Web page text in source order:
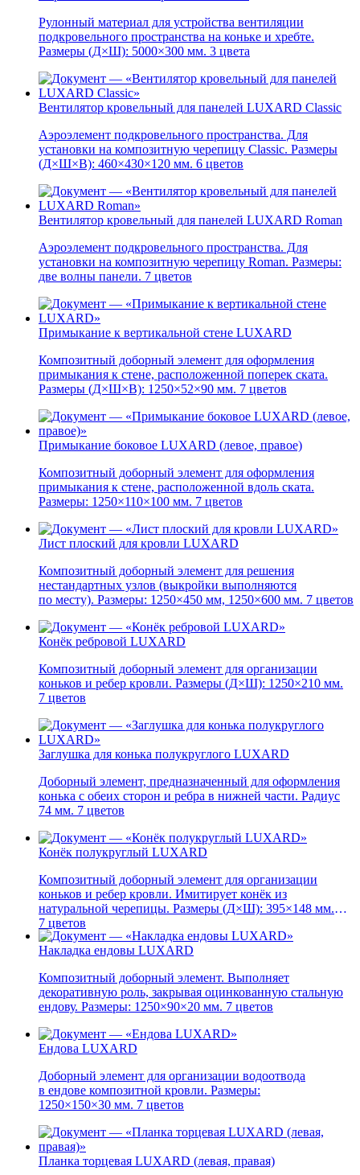
Рулонный материал для устройства вентиляции
подкровельного пространства на коньке и хребте.
Размеры (Д×Ш): 5000×300 мм. 3 цвета
Вентилятор кровельный для панелей LUXARD Classic
Аэроэлемент подкровельного пространства. Для
установки на композитную черепицу Classic. Размеры
(Д×Ш×В): 460×430×120 мм. 6 цветов
Вентилятор кровельный для панелей LUXARD Roman
Аэроэлемент подкровельного пространства. Для
установки на композитную черепицу Roman. Размеры:
две волны панели. 7 цветов
Примыкание к вертикальной стене LUXARD
Композитный доборный элемент для оформления
примыкания к стене, расположенной поперек ската.
Размеры (Д×Ш×В): 1250×52×90 мм. 7 цветов
Примыкание боковое LUXARD (левое, правое)
Композитный доборный элемент для оформления
примыкания к стене, расположенной вдоль ската.
Размеры: 1250×110×100 мм. 7 цветов
Лист плоский для кровли LUXARD
Композитный доборный элемент для решения
нестандартных узлов (выкройки выполняются
по месту). Размеры: 1250×450 мм, 1250×600 мм. 7 цветов
Конёк ребровой LUXARD
Композитный доборный элемент для организации
коньков и ребер кровли. Размеры (Д×Ш): 1250×210 мм.
7 цветов
Заглушка для конька полукруглого LUXARD
Доборный элемент, предназначенный для оформления
конька с обеих сторон и ребра в нижней части. Радиус
74 мм. 7 цветов
Конёк полукруглый LUXARD
Композитный доборный элемент для организации
коньков и ребер кровли. Имитирует конёк из
натуральной черепицы. Размеры (Д×Ш): 395×148 мм.
7 цветов
Накладка ендовы LUXARD
Композитный доборный элемент. Выполняет
декоративную роль, закрывая оцинкованную стальную
ендову. Размеры: 1250×90×20 мм. 7 цветов
Ендова LUXARD
Доборный элемент для организации водоотвода
в ендове композитной кровли. Размеры:
1250×150×30 мм. 7 цветов
Планка торцевая LUXARD (левая, правая)